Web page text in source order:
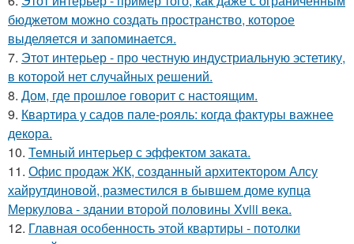
бюджетом можно создать пространство, которое
выделяется и запоминается.
7. Этот интерьер - про честную индустриальную эстетику,
в которой нет случайных решений.
8. Дом, где прошлое говорит с настоящим.
9. Квартира у садов пале-рояль: когда фактуры важнее
декора.
10. Темный интерьер с эффектом заката.
11. Офис продаж ЖК, созданный архитектором Алсу
хайрутдиновой, разместился в бывшем доме купца
Меркулова - здании второй половины Xviii века.
12. Главная особенность этой квартиры - потолки